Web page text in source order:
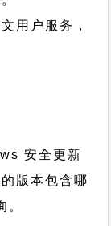
用户服务，
安全更新
版本包含哪
。